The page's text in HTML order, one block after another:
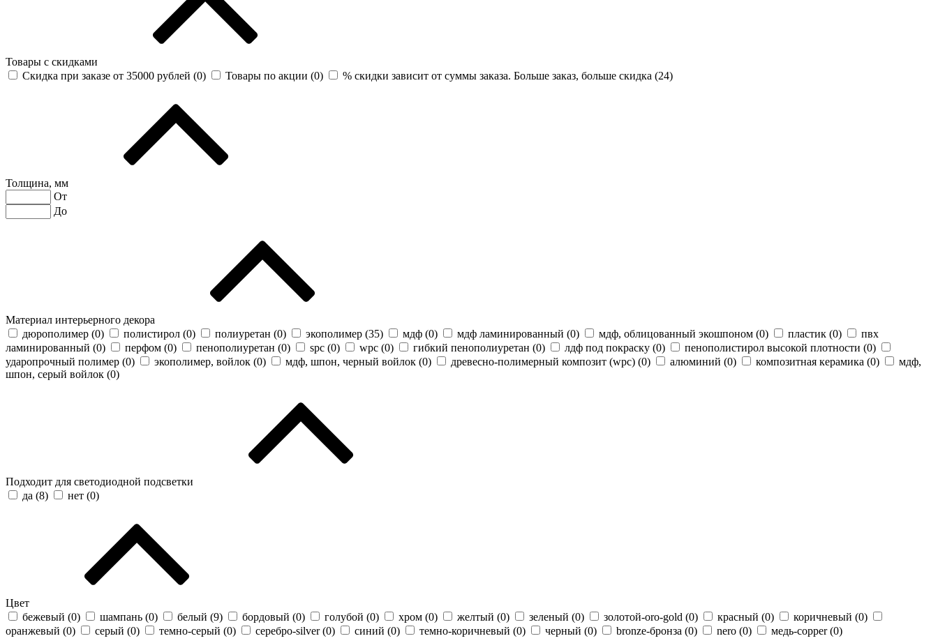
Товары с скидками
Скидка при заказе от 35000 рублей (0) Товары по акции (0) % скидки зависит от суммы заказа. Больше заказ, больше скидка (24)
Толщина, мм
От
До
Материал интерьерного декора
дюрополимер (0) полистирол (0) полиуретан (0) экополимер (35) мдф (0) мдф ламинированный (0) мдф, облицованный экошпоном (0) пластик (0)
пвх
ламинированный (0) перфом (0) пенополиуретан (0) spc (0) wpc (0) гибкий пенополиуретан (0) лдф под покраску (0) пенополистирол высокой плотности (0)
ударопрочный полимер (0) экополимер, войлок (0) мдф, шпон, черный войлок (0) древесно-полимерный композит (wpc) (0) алюминий (0) композитная керамика (0)
мдф,
шпон, серый войлок (0)
Подходит для светодиодной подсветки
да (8) нет (0)
Цвет
бежевый (0) шампань (0) белый (9) бордовый (0) голубой (0) хром (0) желтый (0) зеленый (0) золотой-oro-gold (0) красный (0) коричневый (0)
оранжевый (0) серый (0) темно-серый (0) серебро-silver (0) синий (0) темно-коричневый (0) черный (0) bronze-бронза (0) nero (0) медь-copper (0)